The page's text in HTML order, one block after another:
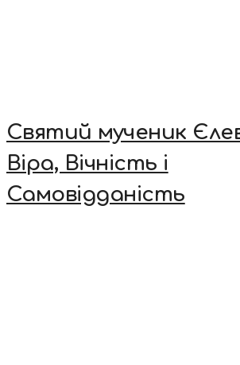
Святий мученик
Віра, Вічність і
Самовідданість